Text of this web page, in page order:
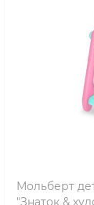
Мольберт
"Знаток &